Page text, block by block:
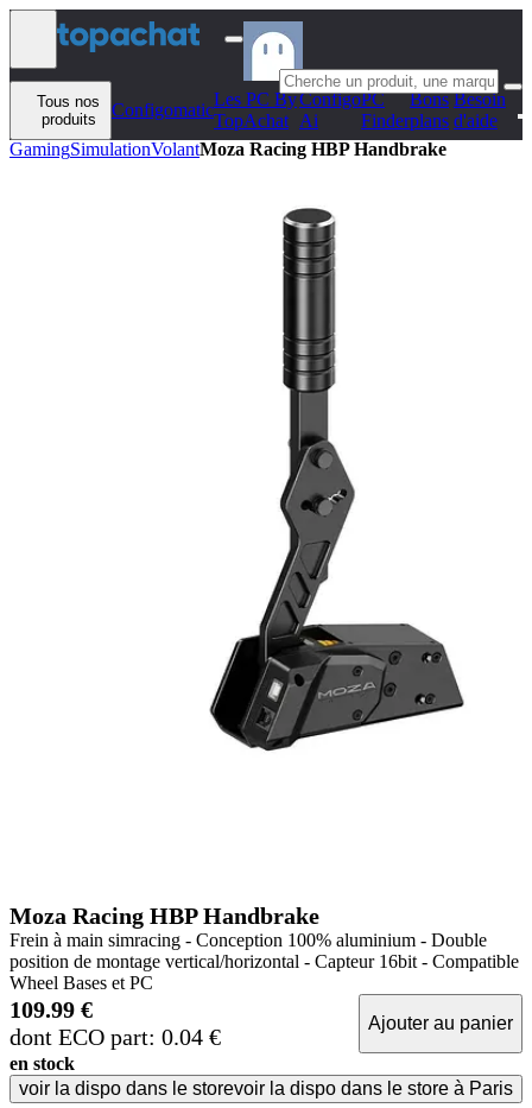
Aller au contenu
Tous nos
produits
Configomatic
Les PC By
TopAchat
Configo
Ai
PC
Finder
Bons
plans
Besoin
d'aide
GamingSimulationVolantMoza Racing HBP Handbrake
Moza Racing HBP Handbrake
Frein à main simracing - Conception 100% aluminium - Double
position de montage vertical/horizontal - Capteur 16bit - Compatible
Wheel Bases et PC
109.99 €
dont ECO part: 0.04 €
Ajouter au panier
en stock
voir la dispo dans le storevoir la dispo dans le store à Paris